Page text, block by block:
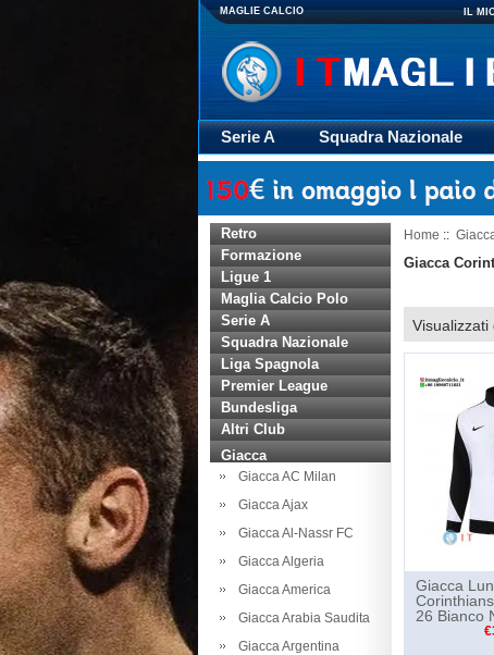
MAGLIE CALCIO IL
Serie A Squadra Nazionale
Retro
Formazione
Ligue 1
Maglia Calcio Polo
Serie A
Squadra Nazionale
Liga Spagnola
Premier League
Bundesliga
Altri Club
Giacca
Giacca AC Milan
Giacca Ajax
Giacca Al-Nassr FC
Giacca Algeria
Giacca America
Giacca Arabia Saudita
Giacca Argentina
Home ::
Giacca
Visualizzati
Giacca
26 Bianco